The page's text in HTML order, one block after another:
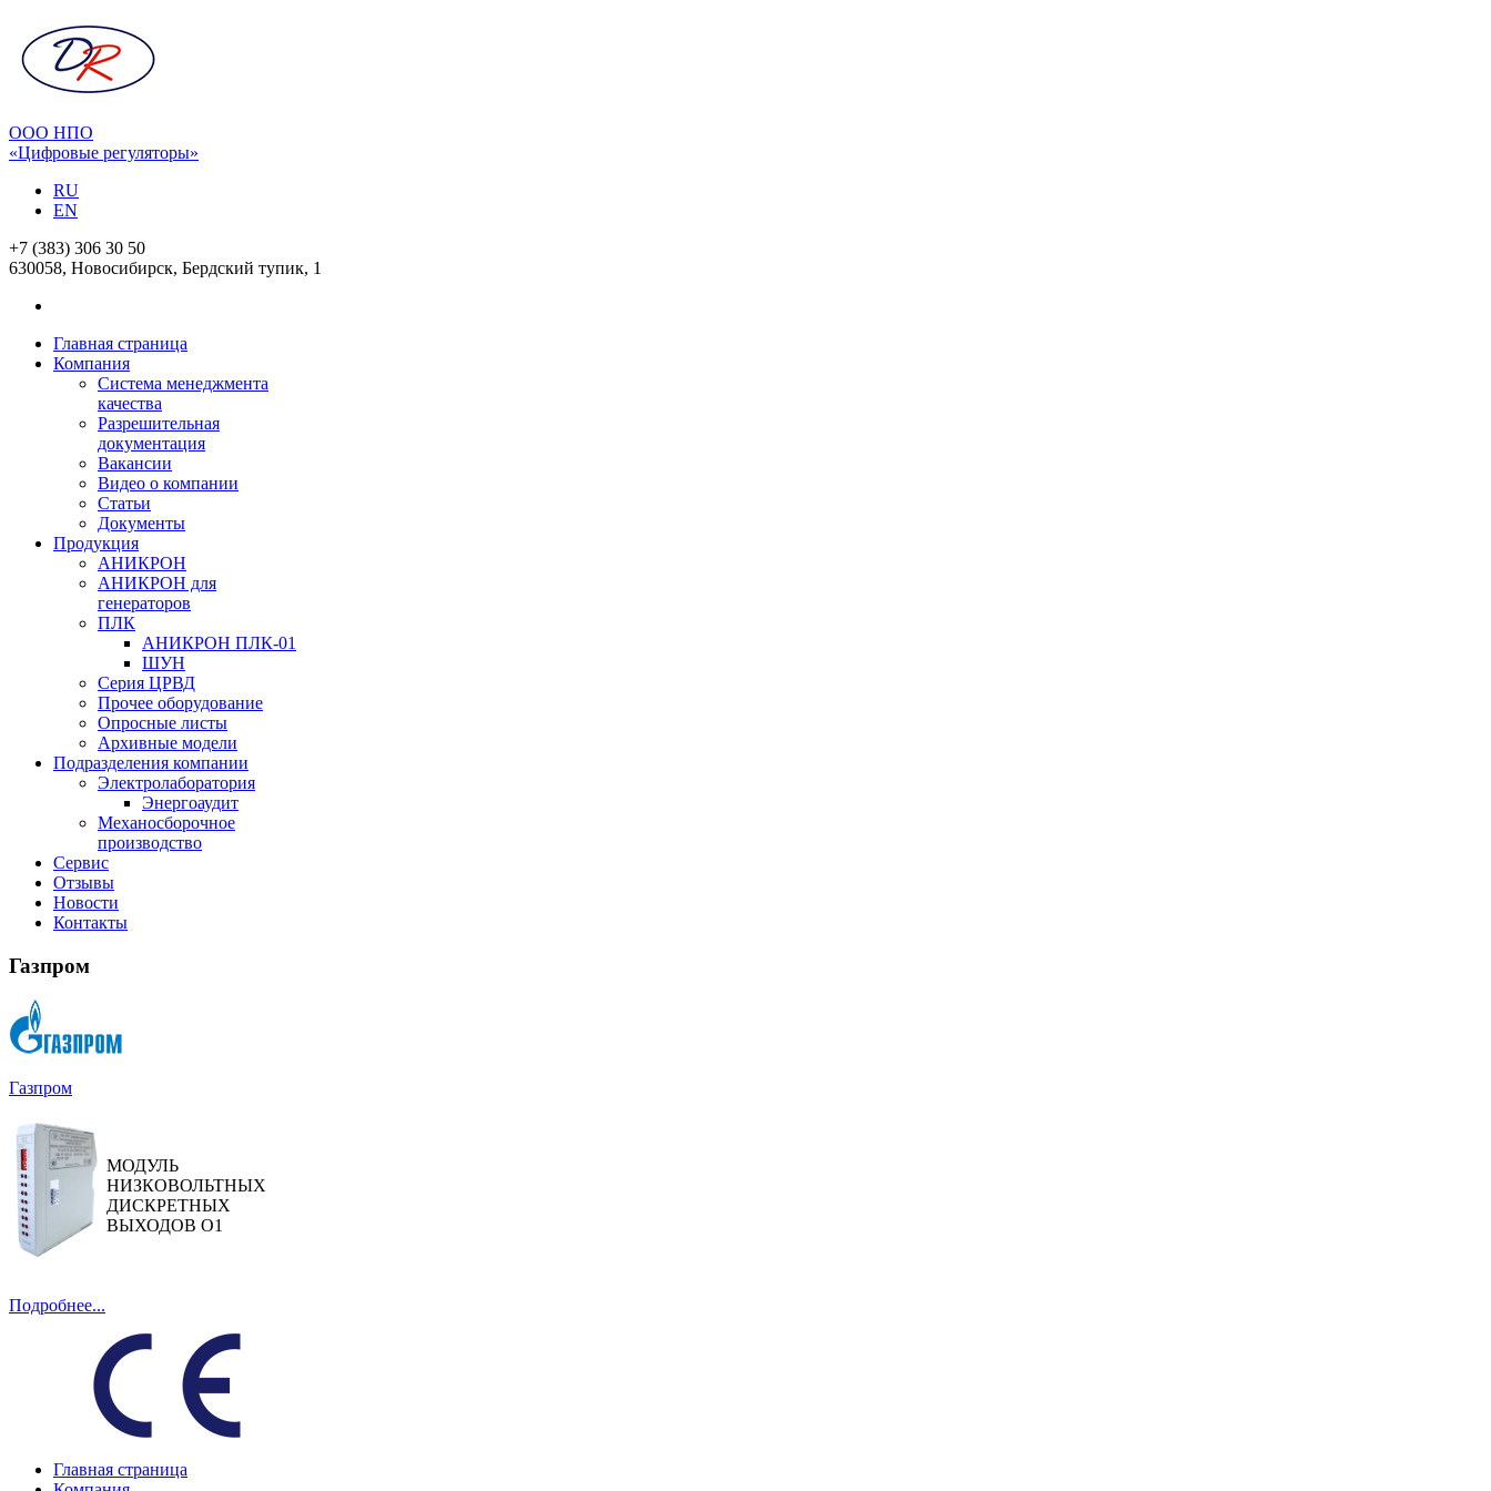
ООО НПО
«Цифровые регуляторы»
RU
EN
+7 (383) 306 30 50
630058, Новосибирск, Бердский тупик, 1
Главная страница
Компания
Система менеджмента
качества
Разрешительная
документация
Вакансии
Видео о компании
Статьи
Документы
Продукция
АНИКРОН
АНИКРОН для
генераторов
ПЛК
АНИКРОН ПЛК-01
ШУН
Серия ЦРВД
Прочее оборудование
Опросные листы
Архивные модели
Подразделения компании
Электролаборатория
Энергоаудит
Механосборочное
производство
Сервис
Отзывы
Новости
Контакты
Газпром
Газпром
МОДУЛЬ
НИЗКОВОЛЬТНЫХ
ДИСКРЕТНЫХ
ВЫХОДОВ О1
Подробнее...
Главная страница